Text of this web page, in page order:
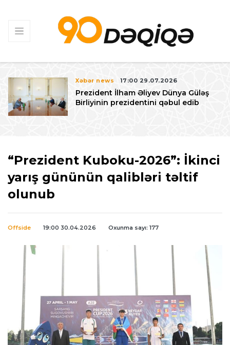
Xəbər news 17:00 29.07.2026
Prezident İlham Əliyev Dünya Güləş
Birliyinin prezidentini qəbul edib
“Prezident Kuboku-2026”: İkinci
yarış gününün qalibləri təltif
olunub
Offside 19:00 30.04.2026 Oxunma sayı: 177